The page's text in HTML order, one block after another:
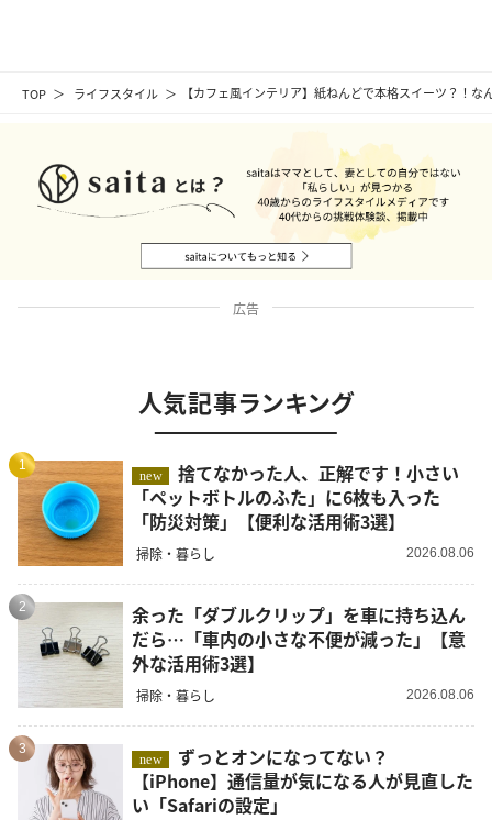
TOP ライフスタイル 【カフェ風インテリア】紙ねんどで本格スイーツ？！
広告
人気記事ランキング
1
new
捨てなかった人、正解です！小さい
「ペットボトルのふた」に6枚も入った
「防災対策」【便利な活用術3選】
掃除・暮らし 2026.08.06
2
余った「ダブルクリップ」を車に持ち込ん
だら…「車内の小さな不便が減った」【意
外な活用術3選】
掃除・暮らし 2026.08.06
3
new
【iPhone】通信量が気になる人が見直した
い「Safariの設定」